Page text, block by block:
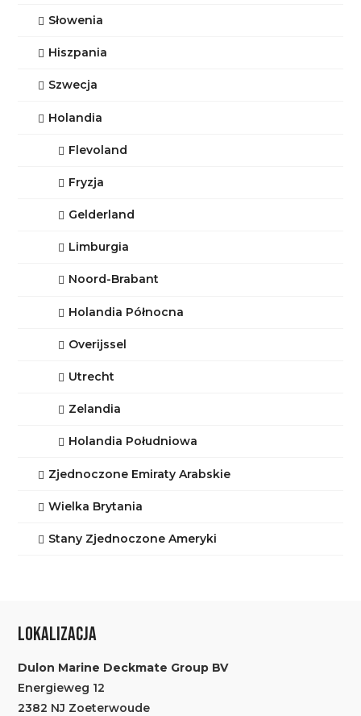
Słowenia
Hiszpania
Szwecja
Holandia
Flevoland
Fryzja
Gelderland
Limburgia
Noord-Brabant
Holandia Północna
Overijssel
Utrecht
Zelandia
Holandia Południowa
Zjednoczone Emiraty Arabskie
Wielka Brytania
Stany Zjednoczone Ameryki
LOKALIZACJA
Dulon Marine Deckmate Group BV
Energieweg 12
2382 NJ Zoeterwoude